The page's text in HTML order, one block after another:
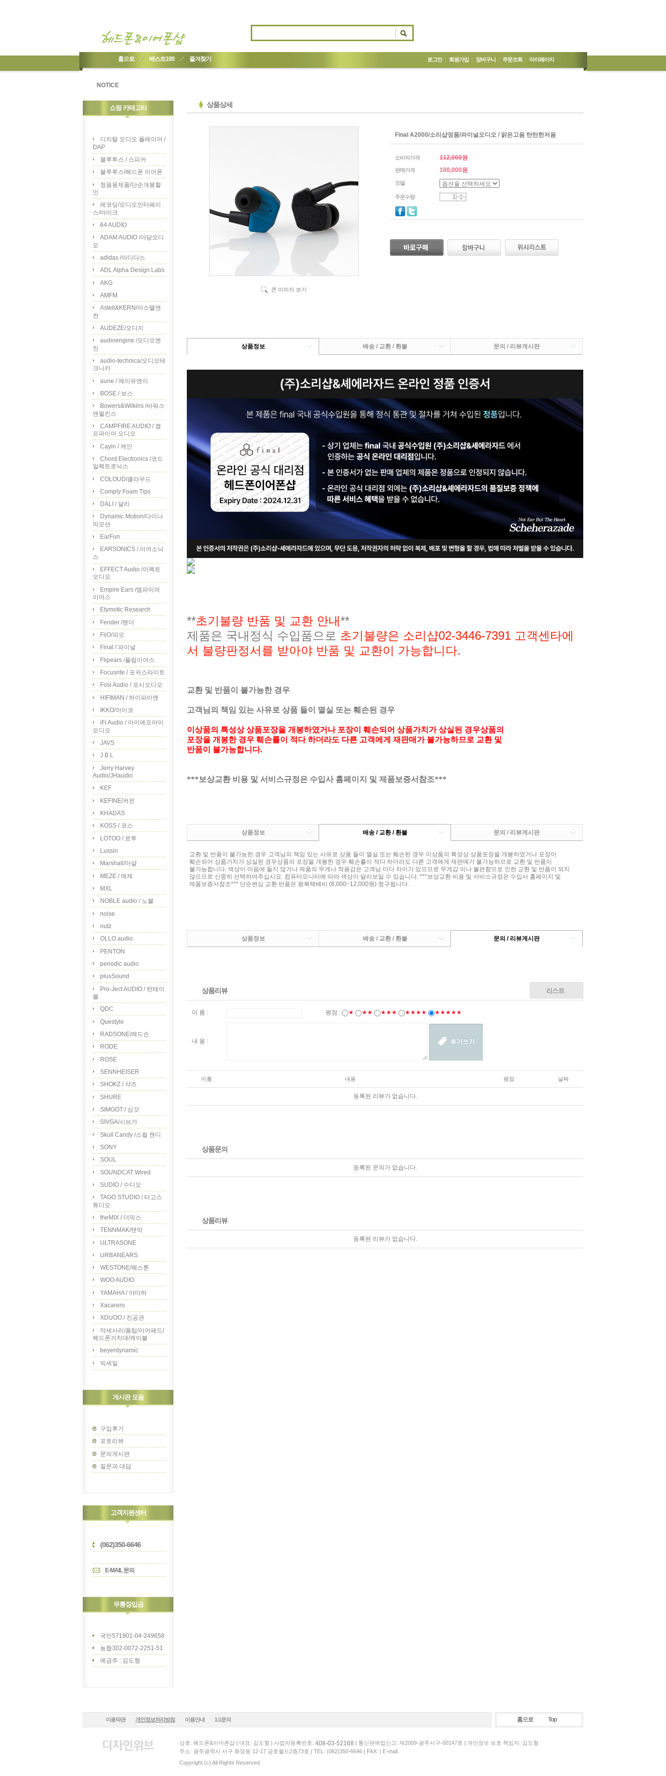
홈으로 베스트100 즐겨찾기 로그인 회원가입 장바구니 주문조회 마이페이지
NOTICE
쇼핑 카테고리
디지탈 오디오 플레이어 /
DAP
블루투스 / 스피커
블루투스/헤드폰 이어폰
청음용제품/단순개봉할
인
레코딩/오디오인터페이
스/마이크
64 AUDIO
ADAM AUDIO /아담오디
오
adidas /아디다스
ADL Alpha Design Labs
AKG
AMFM
Astell&KERN/아스텔앤
컨
AUDEZE/오디지
audioengine /오디오엔
진
audio-technica/오디오테
크니카
aune / 에이유엔이
BOSE / 보스
Bowers&Wilkins /바워스
앤윌킨스
CAMPFIRE AUDIO / 캠
프파이어 오디오
Cayin / 케인
Chord Electronics /코드
일렉트로닉스
COLOUD/클라우드
Comply Foam Tips
DALI / 달리
Dynamic Motion/다이나
믹모션
EarFun
EARSONICS / 이어소닉
스
EFFECT Audio /이펙트
오디오
Empire Ears /엠파이어
이어스
Etymotic Research
Fender /펜더
FiiO/피오
Final / 파이널
Flipears /플립이어스
Focusrite / 포커스라이트
Fosi Audio / 포시오디오
HIFIMAN / 하이파이맨
IKKO/아이코
iFi Audio / 아이에프아이
오디오
JAVS
J B L
Jerry Harvey
Audio/JHaudio
KEF
KEFINE/커핀
KHADAS
KOSS / 코스
LOTOO / 로투
Lussin
Marshall/마샬
MEZE / 메제
MXL
NOBLE audio / 노블
noise
nutz
OLLO audio
PENTON
periodic audio
plusSound
Pro-Ject AUDIO / 턴테이
블
QDC
Questyle
RADSONE/레드손
RODE
ROSE
SENNHEISER
SHOKZ / 샥즈
SHURE
SIMGOT / 심갓
SIVGA/시브가
Skull Candy /스컬 캔디
SONY
SOUL
SOUNDCAT Wired
SUDIO / 수디오
TAGO STUDIO / 타고스
튜디오
theMIX / 더믹스
TENNMAK/탠막
ULTRASONE
URBANEARS
WESTONE/웨스톤
WOO AUDIO
YAMAHA / 야마하
Xacarero
XDUOO / 진공관
악세사리/폼팁/이어패드/
헤드폰거치대/케이블
beyerdynamic
빅세일
게시판 모음
구입후기
포토리뷰
문의게시판
질문과 대답
고객지원센터
(062)350-6646
E-MAIL 문의
무통장입금
국민571901-04-249658
농협302-0072-2251-51
예금주 : 김도형
상품상세
큰 이미지 보기
Final A2000/소리샵정품/파이널오디오 / 맑은고음 탄탄한저음
소비자가격 112,000원
판매가격 100,000원
모델
주문수량
상품정보 배송 / 교환 / 환불 문의 / 리뷰게시판
**초기불량 반품 및 교환 안내**
제품은 국내정식 수입품으로 초기불량은 소리샵02-3446-7391 고객센타에
서 불량판정서를 받아야 반품 및 교환이 가능합니다.
교환 및 반품이 불가능한 경우
고객님의 책임 있는 사유로 상품 들이 멸실 또는 훼손된 경우
이상품의 특성상 상품포장을 개봉하였거나 포장이 훼손되어 상품가치가 상실된 경우상품의
포장을 개봉한 경우 훼손률이 적다 하더라도 다른 고객에게 재판매가 불가능하므로 교환 및
반품이 불가능합니다.
***보상교환 비용 및 서비스규정은 수입사 홈페이지 및 제품보증서참조***
상품정보 배송 / 교환 / 환불 문의 / 리뷰게시판
교환 및 반품이 불가능한 경우 고객님의 책임 있는 사유로 상품 들이 멸실 또는 훼손된 경우 이상품의 특성상 상품포장을 개봉하였거나 포장이
훼손되어 상품가치가 상실된 경우상품의 포장을 개봉한 경우 훼손률이 적다 하더라도 다른 고객에게 재판매가 불가능하므로 교환 및 반품이
불가능합니다. 색상이 마음에 들지 않거나 제품의 무게나 착용감은 고객님 마다 차이가 있으므로 무게감 이나 불편함으로 인한 교환 및 반품이 되지
않으므로 신중히 선택하여주십시요. 컴퓨터모니터에 따라 색상이 달리보일 수 있습니다. ***보상교환 비용 및 서비스규정은 수입사 홈페이지 및
제품보증서참조*** 단순변심 교환 반품은 왕복택배비 (8,000~12,000원) 청구됩니다.
상품정보 배송 / 교환 / 환불 문의 / 리뷰게시판
상품리뷰
이 름 : 평점 : ★ ★★ ★★★ ★★★★ ★★★★★
내 용 :
이름 내용 평점 날짜
등록된 리뷰가 없습니다.
상품문의
등록된 문의가 없습니다.
상품리뷰
등록된 리뷰가 없습니다.
이용약관 개인정보처리방침 이용안내 1:1문의 홈으로 Top
상호: 헤드폰&이어폰샵 | 대표: 김도형 | 사업자등록번호: 408-03-52168 | 통신판매업신고: 제2009-광주서구-00147호 | 개인정보 보호 책임자: 김도형
주소: 광주광역시 서구 화정동 12-17 금호월드2층73호 | TEL: (062)350-6646 | FAX: | E-mail:
Copyright (c) All Rights Reserved.